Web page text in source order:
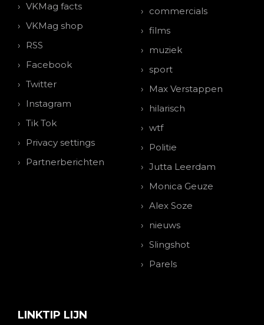
VKMag facts
VKMag shop
RSS
Facebook
Twitter
Instagram
Tik Tok
Privacy settings
Partnerberichten
commercials
films
muziek
sport
Max Verstappen
hilarisch
wtf
Politie
Jutta Leerdam
Monica Geuze
Alex Soze
nieuws
Slingshot
Parels
LINKTIP LIJN